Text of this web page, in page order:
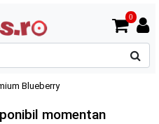
0
Blueberry
momentan